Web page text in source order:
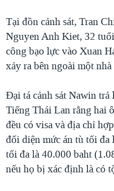
Tại đồn cảnh sát, Tran
Nguyen Anh Kiet, 32
công bạo lực vào Xuan
xảy ra bên ngoài một nhà
Đại tá cảnh sát Nawin
Tiếng Thái Lan rằng hai
đều có visa và địa chỉ
đối diện mức án tù tối đa
tối đa là 40.000 baht
nếu họ bị xác định là có